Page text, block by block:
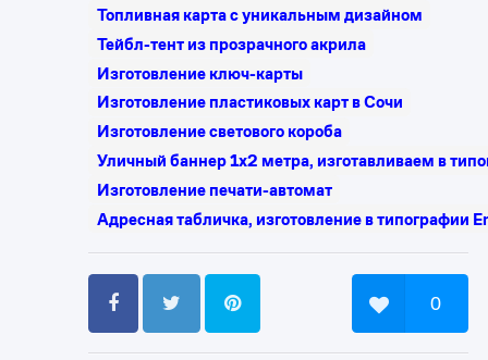
Топливная карта с уникальным дизайном
Тейбл-тент из прозрачного акрила
Изготовление ключ-карты
Изготовление пластиковых карт в Сочи
Изготовление светового короба
Уличный баннер 1х2 метра, изготавливаем в
Изготовление печати-автомат
Адресная табличка, изготовление в типографии
0